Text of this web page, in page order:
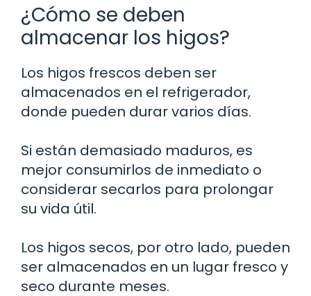
¿Cómo se deben
almacenar los higos?
Los higos frescos deben ser
almacenados en el refrigerador,
donde pueden durar varios días.
Si están demasiado maduros, es
mejor consumirlos de inmediato o
considerar secarlos para prolongar
su vida útil.
Los higos secos, por otro lado, pueden
ser almacenados en un lugar fresco y
seco durante meses.